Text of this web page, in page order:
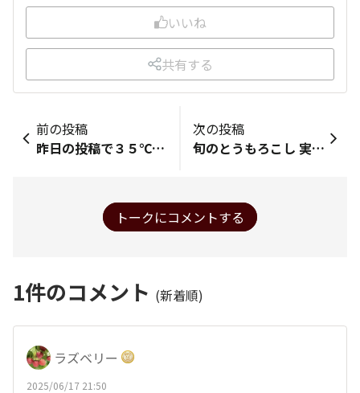
いいね
共有する
前の投稿
昨日の投稿で３５℃真夏日と書きましたが、正しくは猛暑日でした。 今日は体温超えの気温の地点がありました。 まだ６月なのに、夏を乗り切れるか心配です… とりあえず栄養摂って睡眠時間を確保して体力つけなければ💪
次の投稿
旬のとうもろこし 実家から送られてきました！ チンして食べました！甘くてプチプチ最高でした！
トークにコメントする
1件のコメント (新着順)
ラズベリー
2025/06/17 21:50